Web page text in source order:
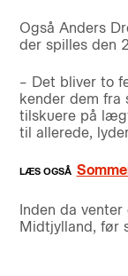
Også Anders
der spilles den
– Det bliver to
kender dem fra
tilskuere på
til allerede,
Inden da
Midtjylland, før